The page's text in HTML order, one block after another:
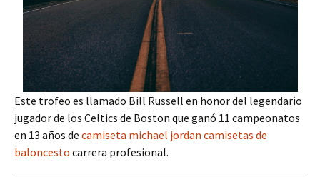
Este trofeo es llamado Bill Russell en honor del legendario
jugador de los Celtics de Boston que ganó 11 campeonatos
en 13 años de camiseta michael jordan camisetas de
baloncesto carrera profesional.